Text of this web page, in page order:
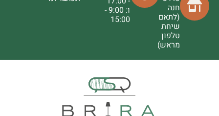
חנה
(לתאם
שיחת
טלפון
מראש)
ו: 9:00 -
15:00